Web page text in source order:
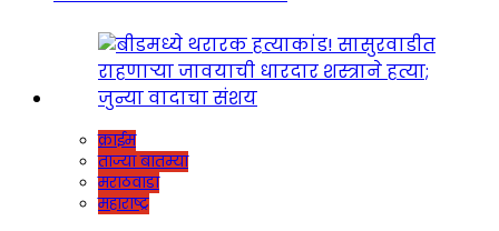
क्राईम
ताज्या बातम्या
मराठवाडा
महाराष्ट्र